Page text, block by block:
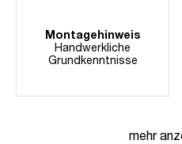
Montagehinweis
Handwerkliche
Grundkenntnisse
mehr